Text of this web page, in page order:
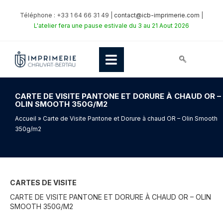
Téléphone : +33 1 64 66 31 49 | contact@icb-imprimerie.com
L'atelier fera une pause estivale du 3 au 21 Aout 2026
CARTE DE VISITE PANTONE ET DORURE À CHAUD OR –
OLIN SMOOTH 350G/M2
Accueil » Carte de Visite Pantone et Dorure à chaud OR – Olin Smooth
350g/m2
CARTES DE VISITE
CARTE DE VISITE PANTONE ET DORURE À CHAUD OR – OLIN
SMOOTH 350G/M2